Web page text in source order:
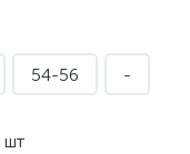
54-56 -
шт